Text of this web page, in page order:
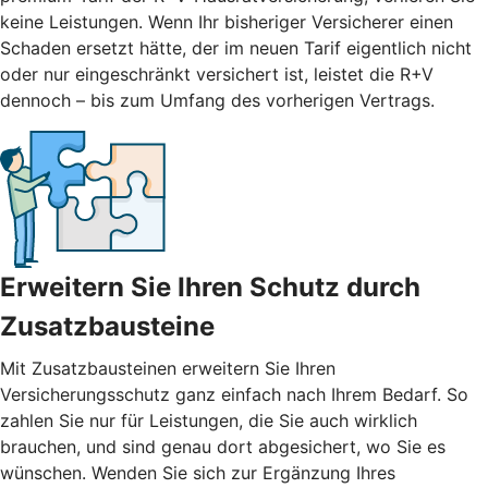
keine Leistungen. Wenn Ihr bisheriger Versicherer einen
Schaden ersetzt hätte, der im neuen Tarif eigentlich nicht
oder nur eingeschränkt versichert ist, leistet die R+V
dennoch – bis zum Umfang des vorherigen Vertrags.
Erweitern Sie Ihren Schutz durch
Zusatzbausteine
Mit Zusatzbausteinen erweitern Sie Ihren
Versicherungsschutz ganz einfach nach Ihrem Bedarf. So
zahlen Sie nur für Leistungen, die Sie auch wirklich
brauchen, und sind genau dort abgesichert, wo Sie es
wünschen. Wenden Sie sich zur Ergänzung Ihres